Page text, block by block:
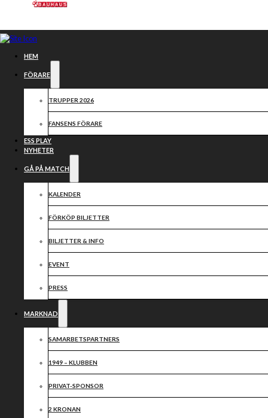
Hoppa till huvudinnehåll
HEM
FÖRARE
TRUPPER 2026
FANSENS FÖRARE
ESS PLAY
NYHETER
GÅ PÅ MATCH
KALENDER
FÖRKÖP BILJETTER
BILJETTER & INFO
EVENT
PRESS
MARKNAD
SAMARBETSPARTNERS
1949 – KLUBBEN
PRIVAT-SPONSOR
2 KRONAN
2026